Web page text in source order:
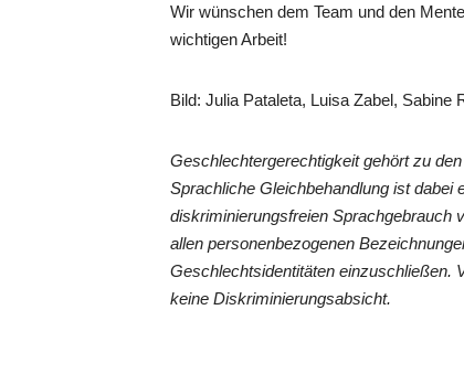
Wir wünschen dem Team und den
wichtigen Arbeit!
Bild: Julia Pataleta, Luisa Zabel, Sabine
Geschlechtergerechtigkeit gehört zu
Sprachliche Gleichbehandlung ist dabei
diskriminierungsfreien Sprachgebrauch
allen personenbezogenen
Geschlechtsidentitäten einzuschließen.
keine Diskriminierungsabsicht.